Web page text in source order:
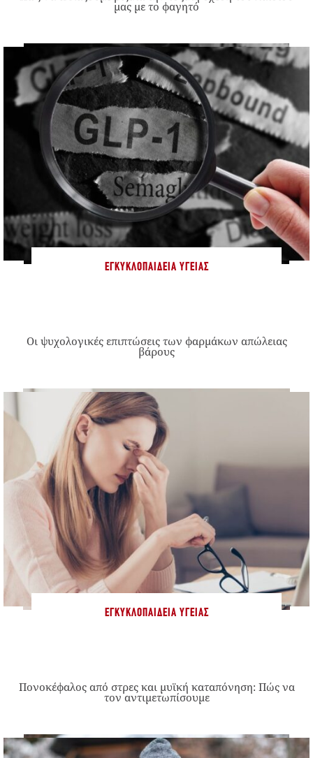
μας με το φαγητό
ΕΓΚΥΚΛΟΠΑΊΔΕΙΑ ΥΓΕΊΑΣ
Οι ψυχολογικές επιπτώσεις των φαρμάκων απώλειας
βάρους
ΕΓΚΥΚΛΟΠΑΊΔΕΙΑ ΥΓΕΊΑΣ
Πονοκέφαλος από στρες και μυϊκή καταπόνηση: Πώς να
τον αντιμετωπίσουμε